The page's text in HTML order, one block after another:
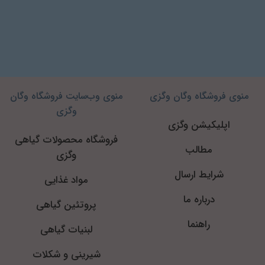
منوی فروشگاه وگان وگزی
اپلیکیشن وگزی
مطالب
شرایط ارسال
درباره ما
راهنما
منوی وب‌سایت فروشگاه وگان
وگزی
فروشگاه محصولات گیاهی
وگزی
مواد غذایی
پروتئین گیاهی
لبنیات گیاهی
شیرینی و شکلات